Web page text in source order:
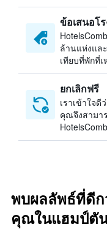
ข้อเสนอโ
ล้านแห่งแล
เทียบที่พักที่
ยกเลิกฟรี
เราเข้าใจ
คุณจึงสามา
พบผลลัพธ์ที่ดีก
คุณในแฮมป์ตั